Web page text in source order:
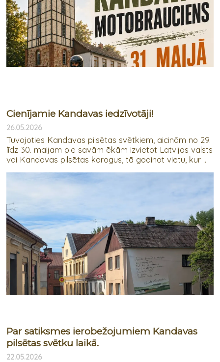
Cienījamie Kandavas iedzīvotāji!
26.05.2026
Tuvojoties Kandavas pilsētas svētkiem, aicinām no 29.
līdz 30. maijam pie savām ēkām izvietot Latvijas valsts
vai Kandavas pilsētas karogus, tā godinot vietu, kur ...
​Par satiksmes ierobežojumiem Kandavas
pilsētas svētku laikā.
22.05.2026